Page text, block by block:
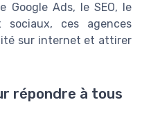
Google Ads, le SEO, le
sociaux, ces agences
sur internet et attirer
répondre à tous